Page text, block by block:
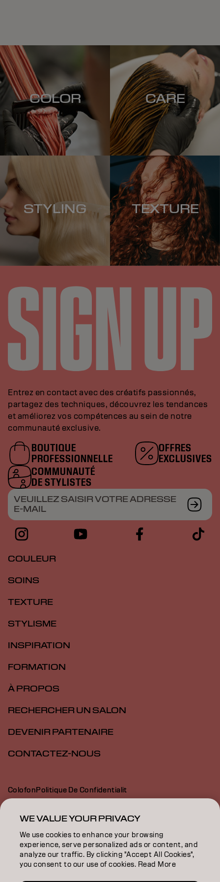
COLOR CARE
STYLING TEXTURE
Entrez en contact avec des créatifs passionnés,
partagez des techniques, découvrez les tendances
et améliorez vos compétences au sein de notre
communauté exclusive.
BOUTIQUE
PROFESSIONNELLE
OFFRES
EXCLUSIVES
COMMUNAUTÉ
DE STYLISTES
VEUILLEZ SAISIR VOTRE ADRESSE
E-MAIL
COULEUR
SOINS
TEXTURE
STYLISME
INSPIRATION
FORMATION
À PROPOS
RECHERCHER UN SALON
DEVENIR PARTENAIRE
CONTACTEZ-NOUS
ColofonPolitique De Confidentialit
Politique En Mati Re De Cookies
Déclaration d’accessibilité
CH | French
WE VALUE YOUR PRIVACY
We use cookies to enhance your browsing
experience, serve personalized ads or content, and
analyze our traffic. By clicking "Accept All Cookies",
you consent to our use of cookies. Read More